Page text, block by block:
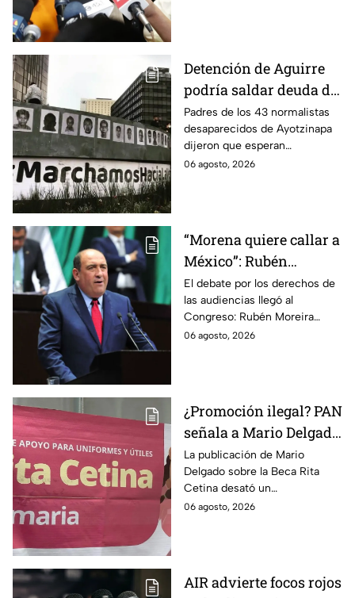
Detención de Aguirre
podría saldar deuda de
justicia: padres de los
43 de Ayotzinapa
Padres de los 43 normalistas
desaparecidos de Ayotzinapa
dijeron que esperan
información oficial sobre la
06 agosto, 2026
“Morena quiere callar a
México”: Rubén
Moreira pide frenar
discusión de
lineamientos de
audiencias hasta
El debate por los derechos de
las audiencias llegó al
Congreso: Rubén Moreira
reclama una consulta con
06 agosto, 2026
¿Promoción ilegal? PAN
señala a Mario Delgado
por publicación sobre
la Beca Rita Cetina
La publicación de Mario
Delgado sobre la Beca Rita
Cetina desató un
enfrentamiento entre Morena
06 agosto, 2026
AIR advierte focos rojos